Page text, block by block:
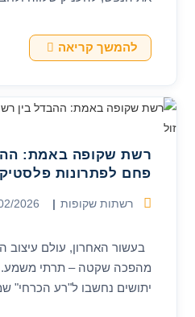
להמשך קריאהשקיפות
ללא
הפחם
חוויית
המגורים
רשת שקופה באמת:
פחם לפתרונות פלסטיק
קטגוריה:
רשתות שקופות פורסם:
2026
בעשור האחרון, עולם עיצוב
מהפכה שקטה – תרתי משמע.
יתושים נחשבו ל"רע הכרחי"